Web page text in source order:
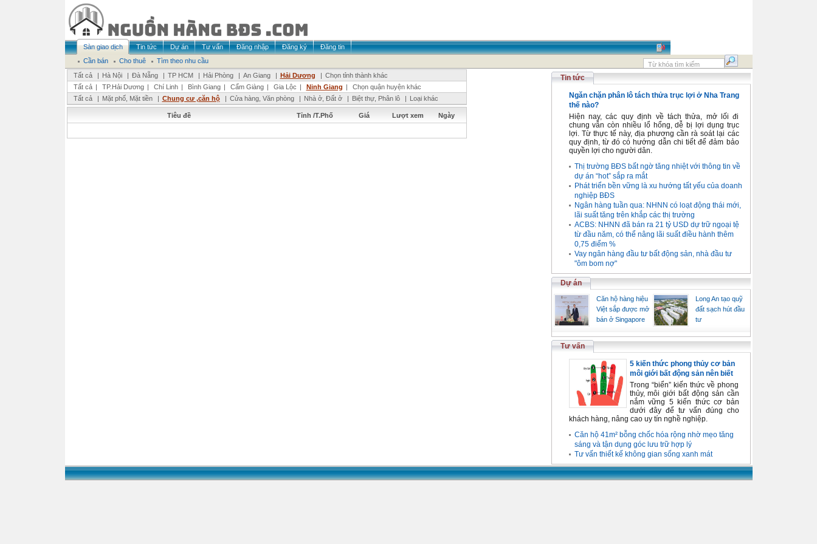
Sàn giao dịch Tin tức Dự án Tư vấn Đăng nhập Đăng ký
Đăng tin
Cần bán
Cho thuê
Tìm theo nhu cầu
Tất cả
| Hà Nội | Đà Nẵng | TP HCM | Hải Phòng | An Giang | Hải Dương | Chọn tỉnh thành khác
Tất cả | TP.Hải Dương | Chí Linh | Bình Giang | Cẩm Giàng | Gia Lộc | Ninh Giang |
Chọn quận huyện khác
Tất cả
| Mặt phố, Mặt tiền | Chung cư ,căn hộ | Cửa hàng, Văn phòng | Nhà ở, Đất ở | Biệt thự, Phân lô | Loại khác
Tiêu đề Tỉnh /T.Phố Giá Lượt xem Ngày
Tin tức
Ngăn chặn phân lô tách thửa trục lợi ở Nha Trang
thế nào?
Hiện nay, các quy định về tách thửa, mở lối đi
chung vẫn còn nhiều lổ hổng, dễ bị lợi dụng trục
lợi. Từ thực tế này, địa phương cần rà soát lại các
quy định, từ đó có hướng dẫn chi tiết để đảm bảo
quyền lợi cho người dân.
Thị trường BĐS bất ngờ tăng nhiệt với thông tin về
dự án “hot” sắp ra mắt
Phát triển bền vững là xu hướng tất yếu của doanh
nghiệp BĐS
Ngân hàng tuần qua: NHNN có loạt động thái mới,
lãi suất tăng trên khắp các thị trường
ACBS: NHNN đã bán ra 21 tỷ USD dự trữ ngoại tệ
từ đầu năm, có thể nâng lãi suất điều hành thêm
0,75 điểm %
Vay ngân hàng đầu tư bất động sản, nhà đầu tư
"ôm bom nợ"
Dự án
Căn hộ hàng hiệu
Việt sắp được mở
bán ở Singapore
Long An tạo quỹ
đất sạch hút đầu
tư
Tư vấn
5 kiến thức phong thủy cơ bản
môi giới bất động sản nên biết
Trong “biển” kiến thức về phong
thủy, môi giới bất động sản cần
nắm vững 5 kiến thức cơ bản
dưới đây để tư vấn đúng cho
khách hàng, nâng cao uy tín nghề nghiệp.
Căn hộ 41m² bỗng chốc hóa rộng nhờ mẹo tăng
sáng và tận dụng góc lưu trữ hợp lý
Tư vấn thiết kế không gian sống xanh mát